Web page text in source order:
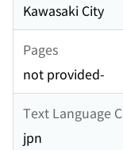
Kawasaki City
Pages
not provided-
Text Language
jpn